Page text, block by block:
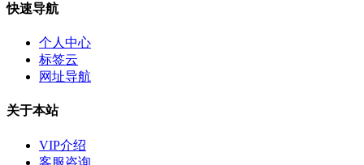
快速导航
个人中心
标签云
网址导航
关于本站
VIP介绍
客服咨询